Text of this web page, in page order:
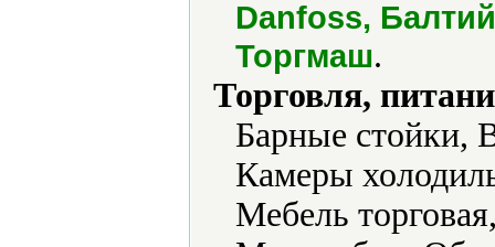
Danfoss,
Торгмаш.
Торговля,
Барные стойки,
Камеры
Мебель